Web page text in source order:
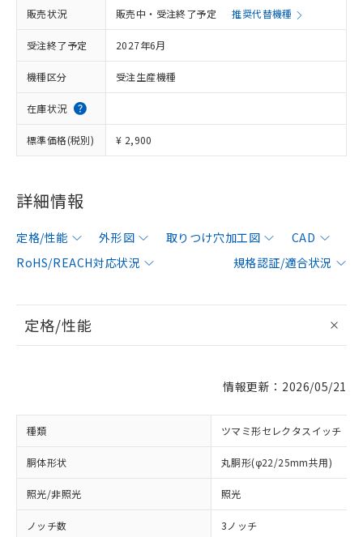
販売状況 販売中・受注終了予定 推奨代替機種
受注終了予定 2027年6月
機種区分 受注生産機種
在庫状況
標準価格(税別) ¥ 2,900
詳細情報
定格/性能 外形図 取りつけ穴加工図
CAD
RoHS/REACH対応状況
規格認証/適合状況
定格/性能
情報更新：2026/05/21
種類 ツマミ形セレクタスイッチ
胴体形状 丸胴形(φ22/25mm共用)
照光/非照光 照光
ノッチ数 3ノッチ